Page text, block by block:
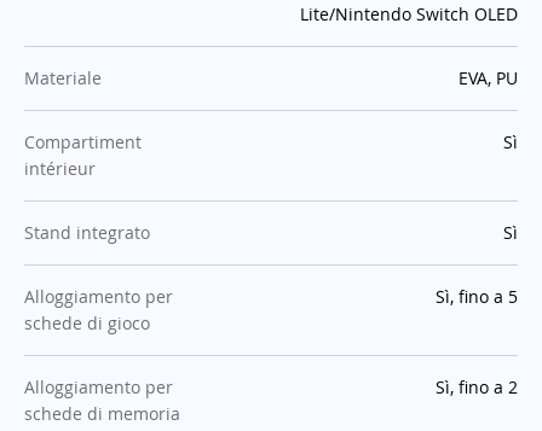
Lite/Nintendo Switch OLED
Materiale :EVA, PU
Compartiment
intérieur
:Sì
Stand integrato :Sì
Alloggiamento per
schede di gioco
:Sì, fino a 5
Alloggiamento per
schede di memoria
:Sì, fino a 2